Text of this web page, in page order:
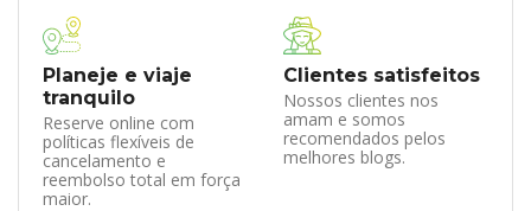
Planeje e viaje
tranquilo
Reserve online com
políticas flexíveis de
cancelamento e
reembolso total em força
maior.
Clientes satisfeitos
Nossos clientes nos
amam e somos
recomendados pelos
melhores blogs.